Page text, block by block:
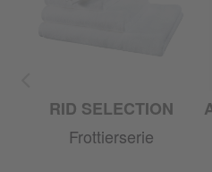
RID SELECTION
Frottierserie